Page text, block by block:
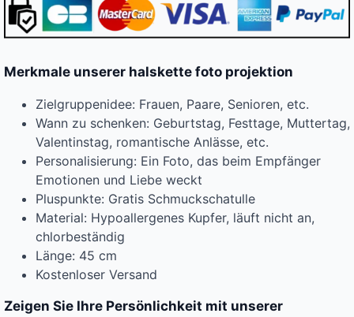
Merkmale unserer halskette foto projektion
Zielgruppenidee: Frauen, Paare, Senioren, etc.
Wann zu schenken: Geburtstag, Festtage, Muttertag,
Valentinstag, romantische Anlässe, etc.
Personalisierung: Ein Foto, das beim Empfänger
Emotionen und Liebe weckt
Pluspunkte: Gratis Schmuckschatulle
Material: Hypoallergenes Kupfer, läuft nicht an,
chlorbeständig
Länge: 45 cm
Kostenloser Versand
Zeigen Sie Ihre Persönlichkeit mit unserer